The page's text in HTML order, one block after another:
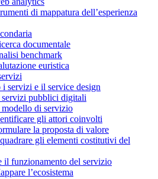
di mappatura dell’esperienza
documentale
benchmark
euristica
i servizi e il service design
servizi pubblici digitali
di servizio
gli attori coinvolti
la proposta di valore
gli elementi costitutivi del
il funzionamento del servizio
l’ecosistema